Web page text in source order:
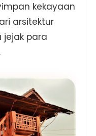
kekayaan
arsitektur
para